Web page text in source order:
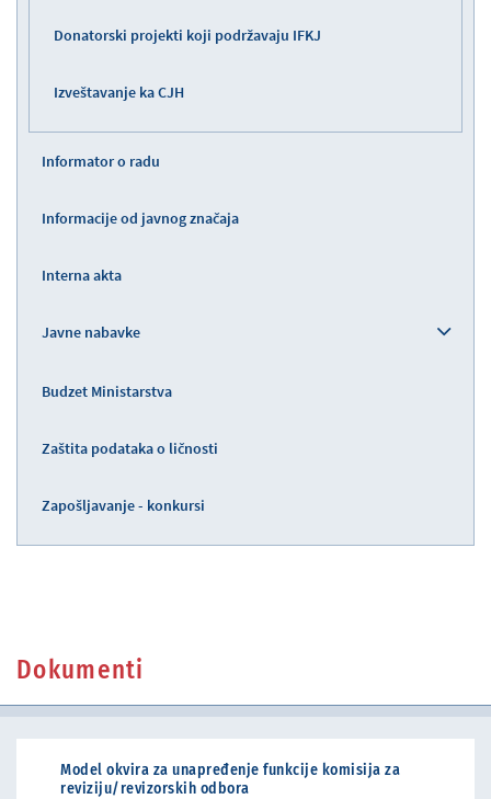
Donatorski projekti koji podržavaju IFKJ
Izveštavanje ka CJH
Informator o radu
Informacije od javnog značaja
Interna akta
Javne nabavke
Budzet Ministarstva
Zaštita podataka o ličnosti
Zapošljavanje - konkursi
Dokumenti
Model okvira za unapređenje funkcije komisija za
reviziju/revizorskih odbora